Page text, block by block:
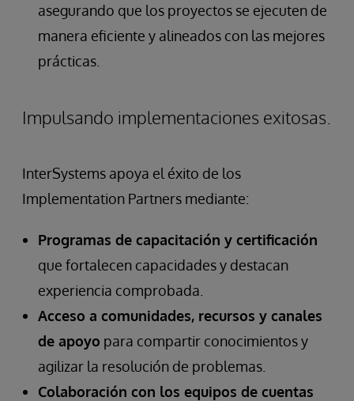
asegurando que los proyectos se ejecuten de
manera eficiente y alineados con las mejores
prácticas.
Impulsando implementaciones exitosas.
InterSystems apoya el éxito de los
Implementation Partners mediante:
Programas de capacitación y certificación
que fortalecen capacidades y destacan
experiencia comprobada.
Acceso a comunidades, recursos y canales
de apoyo para compartir conocimientos y
agilizar la resolución de problemas.
Colaboración con los equipos de cuentas